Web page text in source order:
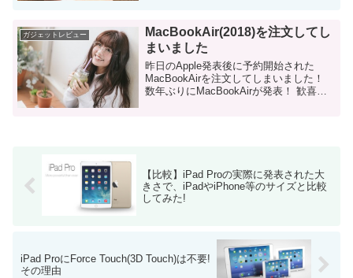
ガジェットレビュー
MacBookAir(2018)を注文してし
まいました
昨日のApple発表後に予約開始された
MacBookAirを注文してしまいました！
数年ぶりにMacBookAirが発表！ 歓喜し
【比較】iPad Proの実際に発表された大
きさで、iPadやiPhone等のサイズと比較
してみた!
iPad ProにForce Touch(3D Touch)は不要!
その理由